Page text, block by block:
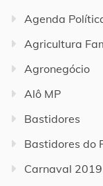
Agenda
Agricultura
Agronegócio
Alô MP
Bastidores
Bastidores do
Carnaval 2019